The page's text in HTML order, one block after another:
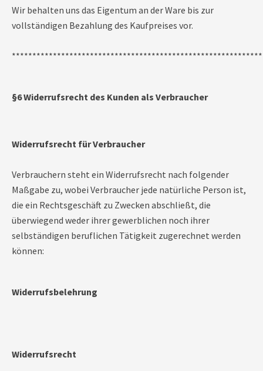
Wir behalten uns das Eigentum an der Ware bis zur
vollständigen Bezahlung des Kaufpreises vor.
§6 Widerrufsrecht des Kunden als Verbraucher
Widerrufsrecht für Verbraucher
Verbrauchern steht ein Widerrufsrecht nach folgender
Maßgabe zu, wobei Verbraucher jede natürliche Person ist,
die ein Rechtsgeschäft zu Zwecken abschließt, die
überwiegend weder ihrer gewerblichen noch ihrer
selbständigen beruflichen Tätigkeit zugerechnet werden
können:
Widerrufsbelehrung
Widerrufsrecht